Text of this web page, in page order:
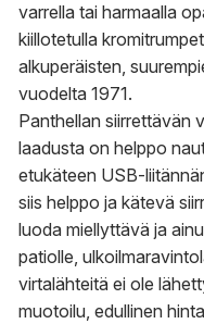
varrella tai harmaalla
kiillotetulla
alkuperäisten,
vuodelta 1971.
Panthellan siirrettävän
laadusta on helppo
etukäteen USB-
siis helppo ja kätevä
luoda miellyttävä ja
patiolle,
virtalähteitä ei ole
muotoilu, edullinen